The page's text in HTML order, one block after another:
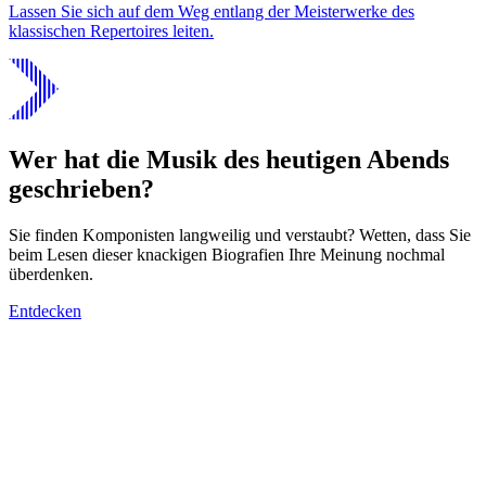
Lassen Sie sich auf dem Weg entlang der Meisterwerke des
klassischen Repertoires leiten.
Wer hat die Musik des heutigen Abends
geschrieben?
Sie finden Komponisten langweilig und verstaubt? Wetten, dass Sie
beim Lesen dieser knackigen Biografien Ihre Meinung nochmal
überdenken.
Entdecken